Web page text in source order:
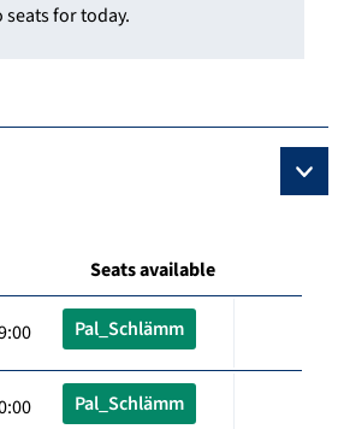
for today.
Seats available
Pal_Schlämm
Pal_Schlämm